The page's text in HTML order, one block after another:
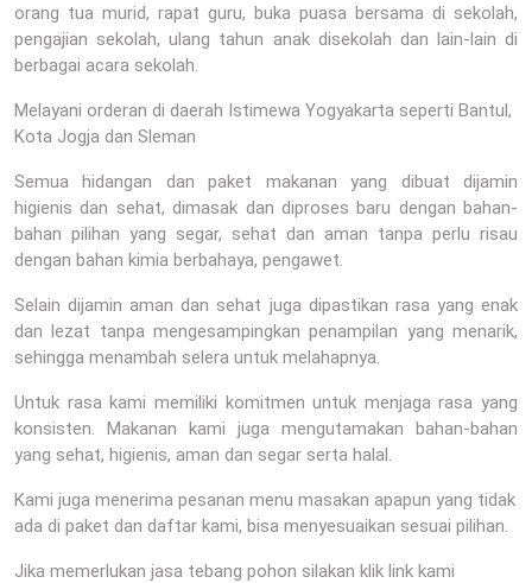
orang tua murid, rapat guru, buka puasa bersama di sekolah,
pengajian sekolah, ulang tahun anak disekolah dan lain-lain di
berbagai acara sekolah.
Melayani orderan di daerah Istimewa Yogyakarta seperti Bantul,
Kota Jogja dan Sleman
Semua hidangan dan paket makanan yang dibuat dijamin
higienis dan sehat, dimasak dan diproses baru dengan bahan-
bahan pilihan yang segar, sehat dan aman tanpa perlu risau
dengan bahan kimia berbahaya, pengawet.
Selain dijamin aman dan sehat juga dipastikan rasa yang enak
dan lezat tanpa mengesampingkan penampilan yang menarik,
sehingga menambah selera untuk melahapnya.
Untuk rasa kami memiliki komitmen untuk menjaga rasa yang
konsisten. Makanan kami juga mengutamakan bahan-bahan
yang sehat, higienis, aman dan segar serta halal.
Kami juga menerima pesanan menu masakan apapun yang tidak
ada di paket dan daftar kami, bisa menyesuaikan sesuai pilihan.
Jika memerlukan jasa tebang pohon silakan klik link kami